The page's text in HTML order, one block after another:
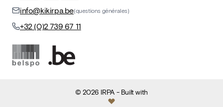
info@kikirpa.be(questions générales)
+32 (0)2 739 67 11
©2026 IRPA- Built with